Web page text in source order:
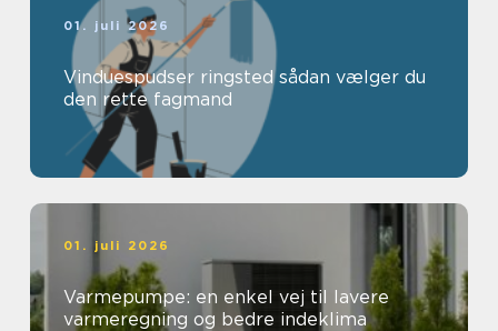
01. juli 2026
Vinduespudser ringsted sådan vælger du
den rette fagmand
01. juli 2026
Varmepumpe: en enkel vej til lavere
varmeregning og bedre indeklima